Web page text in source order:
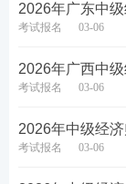
2026年广东中
考试报名 03-06
2026年广西中
考试报名 03-06
2026年中级经
考试报名 03-06